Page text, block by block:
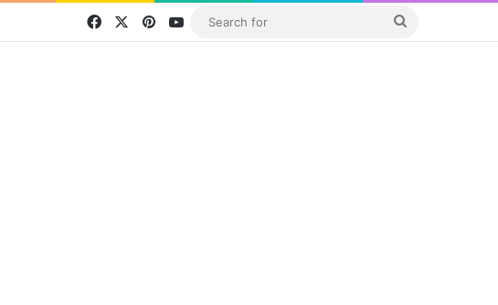
FacebookPinterestYouTube